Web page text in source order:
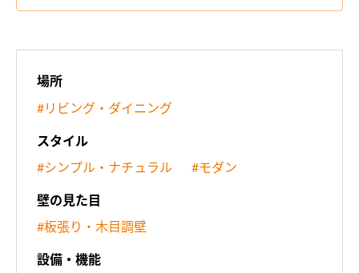
場所
#リビング・ダイニング
スタイル
#シンプル・ナチュラル #モダン
壁の見た目
#板張り・木目調壁
設備・機能